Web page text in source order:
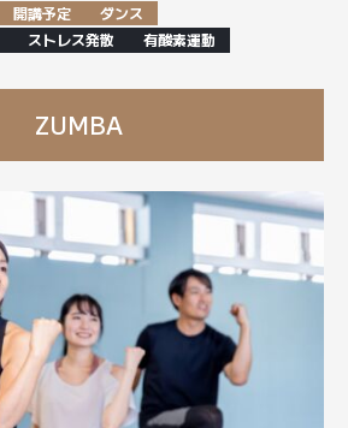
開講予定
ダンス
ストレス発散 有酸素運動
ZUMBA